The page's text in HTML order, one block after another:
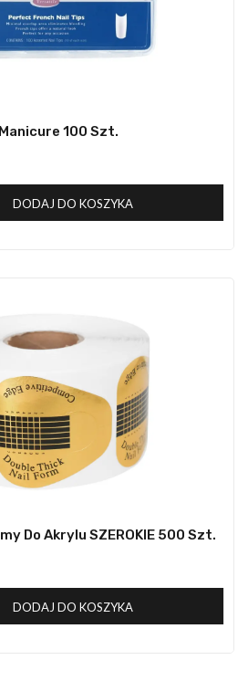
100 Szt.
DODAJ DO KOSZYKA
Do Akrylu SZEROKIE 500 Szt.
DODAJ DO KOSZYKA